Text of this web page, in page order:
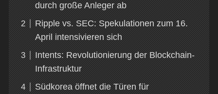
durch große Anleger ab
Ripple vs. SEC: Spekulationen zum 16.
April intensivieren sich
Intents: Revolutionierung der Blockchain-
Infrastruktur
Südkorea öffnet die Türen für